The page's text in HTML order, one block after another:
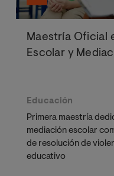
Maestría Oficial
Escolar y
Educación
Primera maestría
mediación escolar
de resolución de
educativo